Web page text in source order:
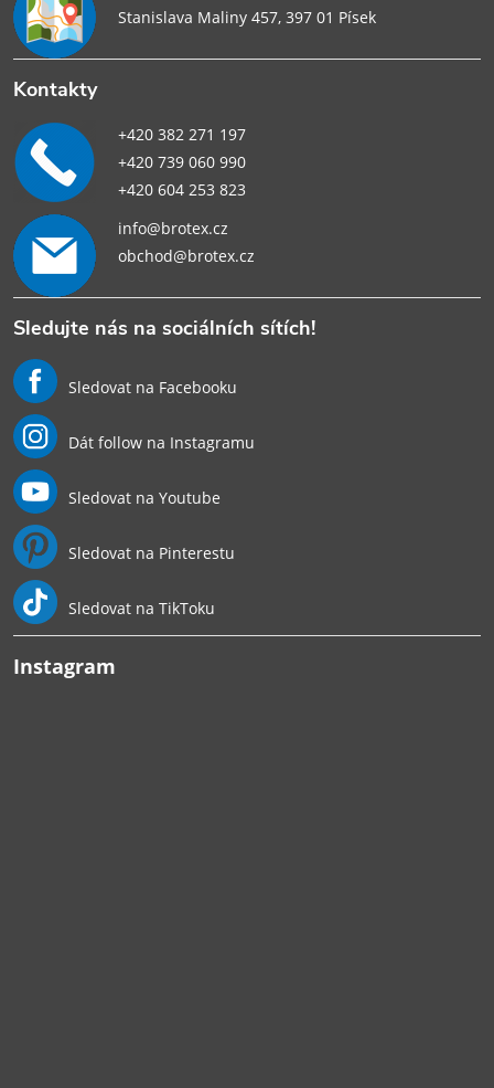
Stanislava Maliny 457, 397 01 Písek
Kontakty
+420 382 271 197
+420 739 060 990
+420 604 253 823
info@brotex.cz
obchod@brotex.cz
Sledujte nás na sociálních sítích!
Sledovat na Facebooku
Dát follow na Instagramu
Sledovat na Youtube
Sledovat na Pinterestu
Sledovat na TikToku
Instagram